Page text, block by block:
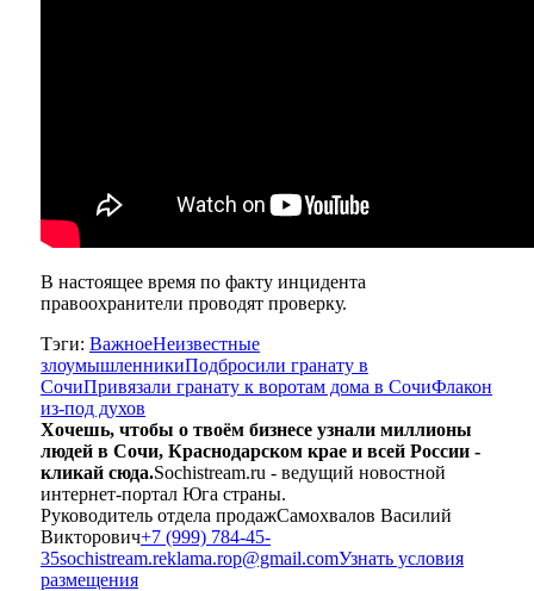
В настоящее время по факту инцидента
правоохранители проводят проверку.
Тэги: ВажноеНеизвестные
злоумышленникиПодбросили гранату в
СочиПривязали гранату к воротам дома в СочиФлакон
из-под духов
Хочешь, чтобы о твоём бизнесе узнали миллионы
людей в Сочи, Краснодарском крае и всей России -
кликай сюда.Sochistream.ru - ведущий новостной
интернет-портал Юга страны.
Руководитель отдела продажСамохвалов Василий
Викторович+7 (999) 784-45-
35sochistream.reklama.rop@gmail.comУзнать условия
размещения